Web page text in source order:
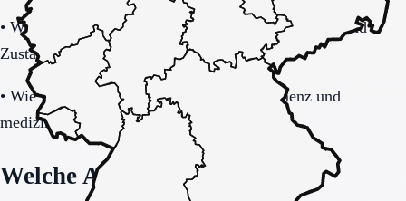
• Wie transparent werden Zusatzkosten, Leistungen und
Zuständigkeiten erklärt?
• Wie gut passt das Haus zu Mobilität, Demenz und
medizinischem Unterstützungsbedarf?
Welche Angaben die Anfrage